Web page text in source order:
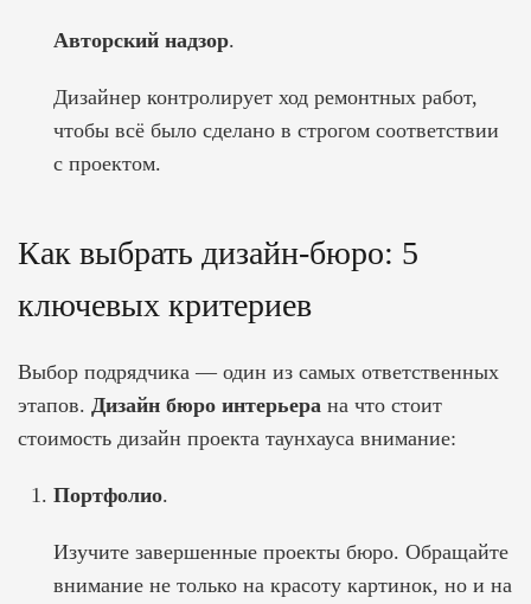
Авторский надзор.
Дизайнер контролирует ход ремонтных работ,
чтобы всё было сделано в строгом соответствии
с проектом.
Как выбрать дизайн-бюро: 5
ключевых критериев
Выбор подрядчика — один из самых ответственных
этапов. Дизайн бюро интерьера на что стоит
стоимость дизайн проекта таунхауса внимание:
Портфолио.
Изучите завершенные проекты бюро. Обращайте
внимание не только на красоту картинок, но и на